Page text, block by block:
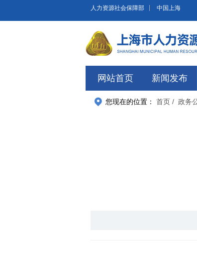
跳转到网站导航区 跳转到主要内容区域
人力资源社会保障部 中国上海
网站首页 新闻发布
您现在的位置： 首页 / 政务